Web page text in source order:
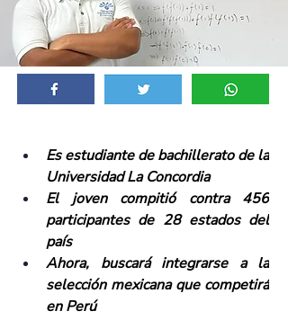
Es estudiante de bachillerato de la
Universidad La Concordia
El joven compitió contra 456
participantes de 28 estados del
país
Ahora, buscará integrarse a la
selección mexicana que competirá
en Perú